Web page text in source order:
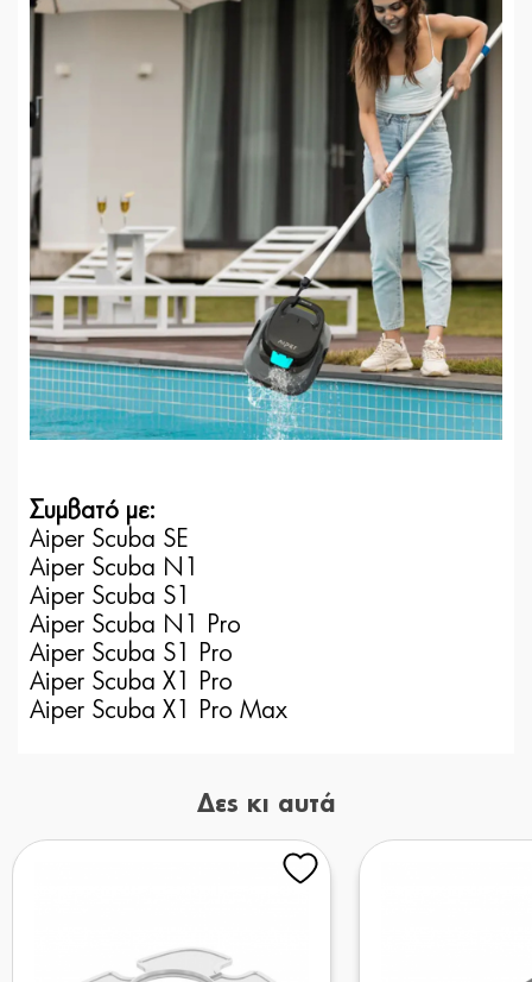
Συμβατό με:
Aiper Scuba SE
Aiper Scuba N1
Aiper Scuba S1
Aiper Scuba N1 Pro
Aiper Scuba S1 Pro
Aiper Scuba X1 Pro
Aiper Scuba X1 Pro Max
Δες κι αυτά